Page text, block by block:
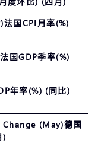
国CPI月率(%)
国GDP季率(%)
年率(%) (同比)
(May)德国
)